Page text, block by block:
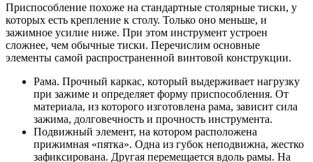
Приспособление похоже на стандартные столярные тиски, у
которых есть крепление к столу. Только оно меньше, и
зажимное усилие ниже. При этом инструмент устроен
сложнее, чем обычные тиски. Перечислим основные
элементы самой распространенной винтовой конструкции.
Рама. Прочный каркас, который выдерживает нагрузку
при зажиме и определяет форму приспособления. От
материала, из которого изготовлена рама, зависит сила
зажима, долговечность и прочность инструмента.
Подвижный элемент, на котором расположена
прижимная «пятка». Одна из губок неподвижна, жестко
зафиксирована. Другая перемещается вдоль рамы. На